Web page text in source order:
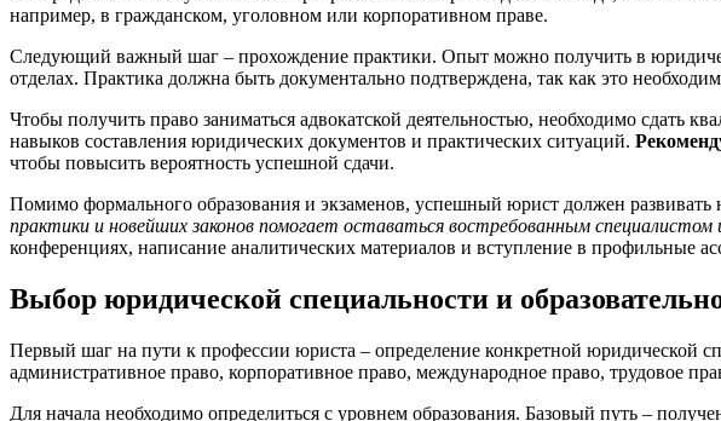
например, в гражданском, уголовном или корпоративном праве.
Следующий важный шаг – прохождение практики. Опыт можно получить в
отделах. Практика должна быть документально подтверждена, так как это
Чтобы получить право заниматься адвокатской деятельностью, необходимо сдать
навыков составления юридических документов и практических ситуаций.
чтобы повысить вероятность успешной сдачи.
Помимо формального образования и экзаменов, успешный юрист должен
практики и новейших законов помогает оставаться востребованным специалистом
конференциях, написание аналитических материалов и вступление в профильные
Выбор юридической специальности и
Первый шаг на пути к профессии юриста – определение конкретной юридической
административное право, корпоративное право, международное право, трудовое
Для начала необходимо определиться с уровнем образования. Базовый путь –